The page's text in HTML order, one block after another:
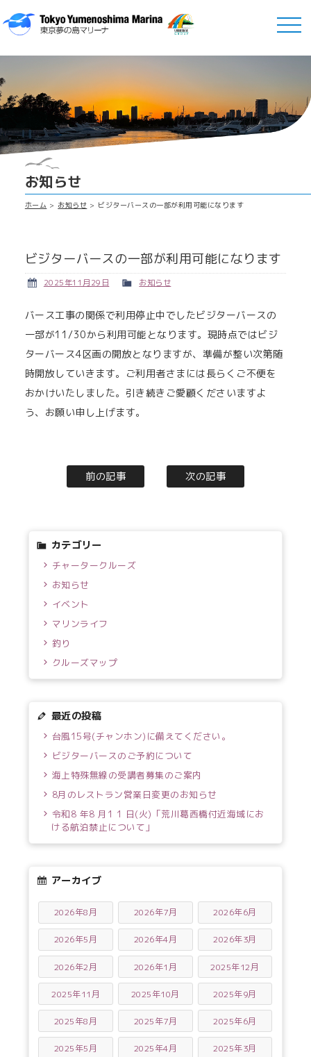
お知らせ
ホーム お知らせ ビジターバースの一部が利用可能になります
ビジターバースの一部が利用可能になります
2025年11月29日 お知らせ
バース工事の関係で利用停止中でしたビジターバースの
一部が11/30から利用可能となります。現時点ではビジ
ターバース4区画の開放となりますが、準備が整い次第随
時開放していきます。ご利用者さまには長らくご不便を
おかけいたしました。引き続きご愛顧くださいますよ
う、お願い申し上げます。
前の記事 次の記事
カテゴリー
チャータークルーズ
お知らせ
イベント
マリンライフ
釣り
クルーズマップ
最近の投稿
台風15号(チャンホン)に備えてください。
ビジターバースのご予約について
海上特殊無線の受講者募集のご案内
8月のレストラン営業日変更のお知らせ
令和8 年8 月1 1 日(火)「荒川葛西橋付近海域にお
ける航泊禁止について」
アーカイブ
2026年8月 2026年7月 2026年6月
2026年5月 2026年4月 2026年3月
2026年2月 2026年1月 2025年12月
2025年11月 2025年10月 2025年9月
2025年8月 2025年7月 2025年6月
2025年5月 2025年4月 2025年3月